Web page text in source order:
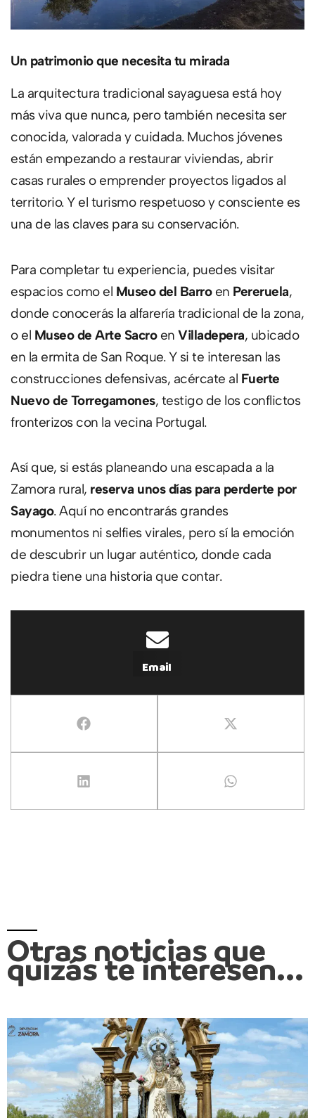
Email
Un patrimonio que necesita tu mirada
La arquitectura tradicional sayaguesa está hoy
más viva que nunca, pero también necesita ser
conocida, valorada y cuidada. Muchos jóvenes
están empezando a restaurar viviendas, abrir
casas rurales o emprender proyectos ligados al
territorio. Y el turismo respetuoso y consciente es
una de las claves para su conservación.
Para completar tu experiencia, puedes visitar
espacios como el Museo del Barroen Pereruela,
donde conocerás la alfarería tradicional de la zona,
o el Museo de Arte Sacroen Villadepera, ubicado
en la ermita de San Roque. Y si te interesan las
construcciones defensivas, acércate al Fuerte
Nuevo de Torregamones, testigo de los conflictos
fronterizos con la vecina Portugal.
Así que, si estás planeando una escapada a la
Zamora rural, reserva unos días para perderte por
Sayago. Aquí no encontrarás grandes
monumentos ni selfies virales, pero sí la emoción
de descubrir un lugar auténtico, donde cada
piedra tiene una historia que contar.
Otras noticias que
quizás te interesen...